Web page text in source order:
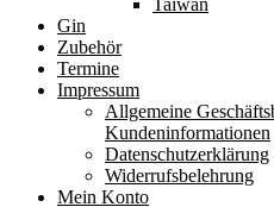
Taiwan
Gin
Zubehör
Termine
Impressum
Allgemeine
Kundeninformationen
Datenschutzerklärung
Widerrufsbelehrung
Mein Konto